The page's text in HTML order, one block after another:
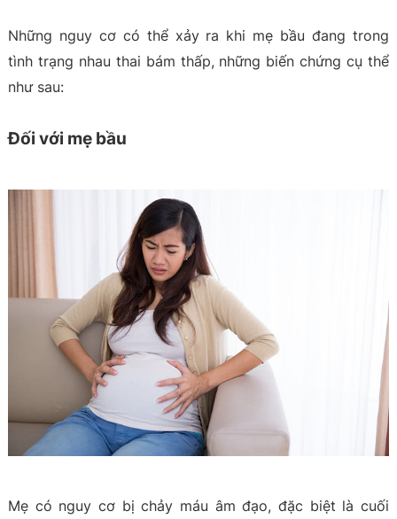
Những nguy cơ có thể xảy ra khi mẹ bầu đang trong
tình trạng nhau thai bám thấp, những biến chứng cụ thể
như sau:
Đối với mẹ bầu
Mẹ có nguy cơ bị chảy máu âm đạo, đặc biệt là cuối